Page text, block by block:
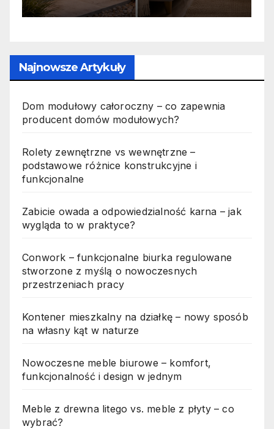
Najnowsze Artykuły
Dom modułowy całoroczny – co zapewnia
producent domów modułowych?
Rolety zewnętrzne vs wewnętrzne –
podstawowe różnice konstrukcyjne i
funkcjonalne
Zabicie owada a odpowiedzialność karna – jak
wygląda to w praktyce?
Conwork – funkcjonalne biurka regulowane
stworzone z myślą o nowoczesnych
przestrzeniach pracy
Kontener mieszkalny na działkę – nowy sposób
na własny kąt w naturze
Nowoczesne meble biurowe – komfort,
funkcjonalność i design w jednym
Meble z drewna litego vs. meble z płyty – co
wybrać?